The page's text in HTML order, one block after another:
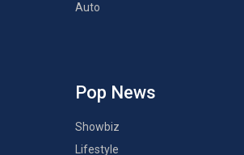
Auto
Pop News
Showbiz
Lifestyle